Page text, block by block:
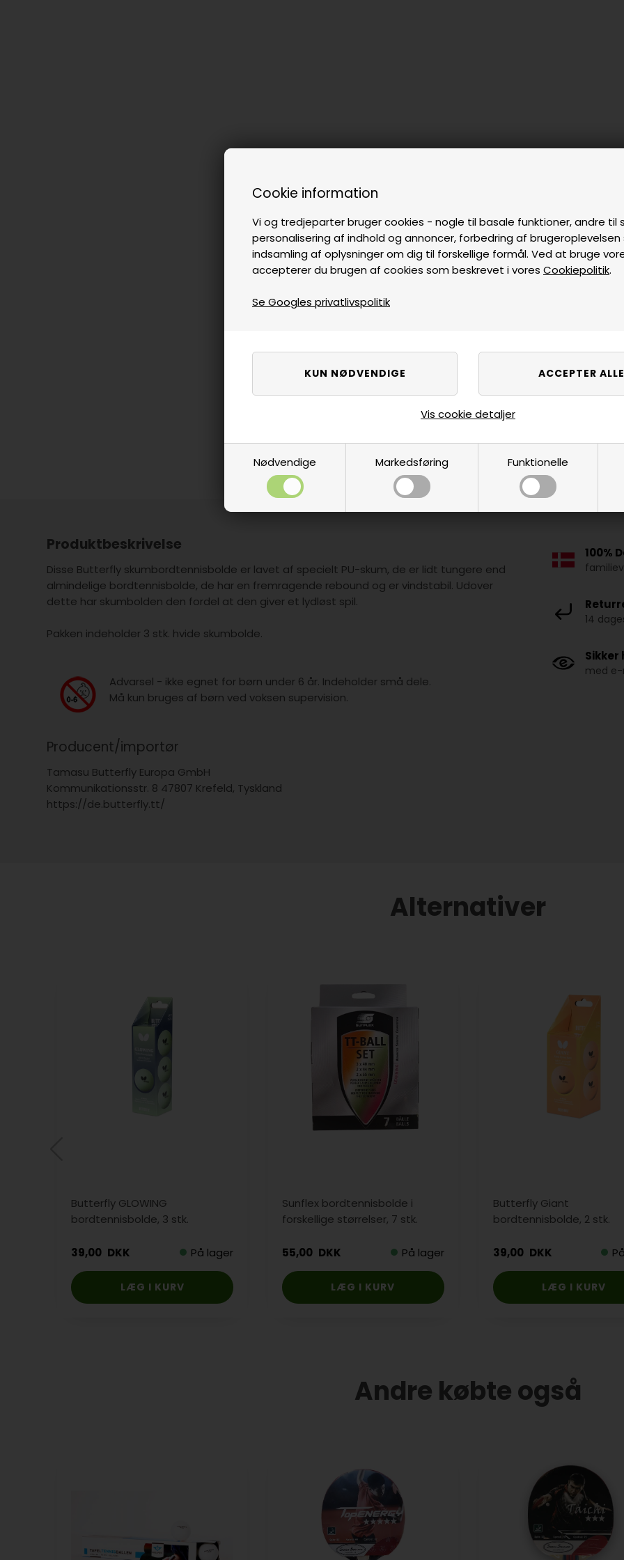
Cookie information
Vi og tredjeparter bruger cookies - nogle til basale funktioner, andre til
personalisering af indhold og annoncer, forbedring af
indsamling af oplysninger om dig til forskellige formål. Ved at bruge
accepterer du brugen af cookies som beskrevet i vores Cookiepolitik.
Se Googles privatlivspolitik
Nødvendige Markedsføring Funktionelle
Vis cookie detaljer
Produktbeskrivelse
Disse Butterfly skumbordtennisbolde er lavet af specielt PU-skum, de er lidt tungere end
almindelige bordtennisbolde, de har en fremragende rebound og er vindstabil. Udover
dette har skumbolden den fordel at den giver et lydløst spil.
Pakken indeholder 3 stk. hvide skumbolde.
Advarsel - ikke egnet for børn under 6 år. Indeholder små dele.
Må kun bruges af børn ved voksen supervision.
Producent/importør
Tamasu Butterfly Europa GmbH
Kommunikationsstr. 8 47807 Krefeld, Tyskland
https://de.butterfly.tt/
100%
14
Sikker
med
Alternativer
Butterfly GLOWING
bordtennisbolde, 3 stk.
39,00 DKK På lager
Sunflex bordtennisbolde i
forskellige størrelser, 7 stk.
55,00 DKK På lager
Butterfly Giant
bordtennisbolde, 2 stk.
39,00 DKK
Andre købte også